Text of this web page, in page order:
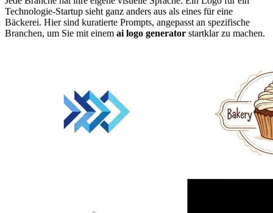
Technologie-Startup sieht ganz anders aus als eines für eine
Bäckerei. Hier sind kuratierte Prompts, angepasst an spezifische
Branchen, um Sie mit einem ai logo generator startklar zu machen.